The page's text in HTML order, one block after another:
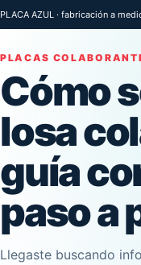
PLACA AZUL · fabricación a
PLACAS
Cómo
losa
guía
paso a
Llegaste buscando